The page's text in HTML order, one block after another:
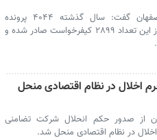
اصفهان - رئیس کل دادگستری استان اصفهان گفت: سال گذشته ۴۰۴۴ پرونده
اغتشاشات در استان اصفهان تشکیل شد که از این تعداد ۲۸۹۹ کیفرخواست صادر شده و
اخلال در نظام اقتصادی منحل
از صدور حکم انحلال شرکت تضامنی
در نظام اقتصادی منحل شد.